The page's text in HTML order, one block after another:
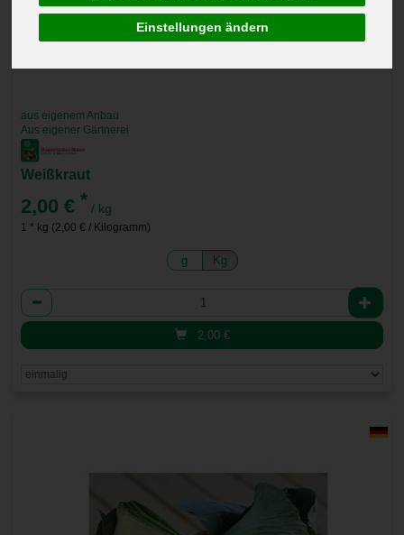
Einstellungen ändern
aus eigenem Anbau
Aus eigener Gärtnerei
Weißkraut
2,00 € * / kg
1 * kg (2,00 € / Kilogramm)
g Kg
Anzahl
2,00 €